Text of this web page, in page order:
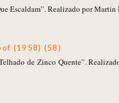
Escaldam”. Realizado por
(1958) (58)
de Zinco Quente”.